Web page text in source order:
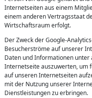
Internetseiten aus einem
einem anderen Vertragsstaat
Wirtschaftsraum erfolgt.
Der Zweck der Google-
Besucherströme auf unserer
Daten und Informationen
Internetseite auszuwerten, um
auf unseren Internetseiten
mit der Nutzung unserer
Dienstleistungen zu erbringen.